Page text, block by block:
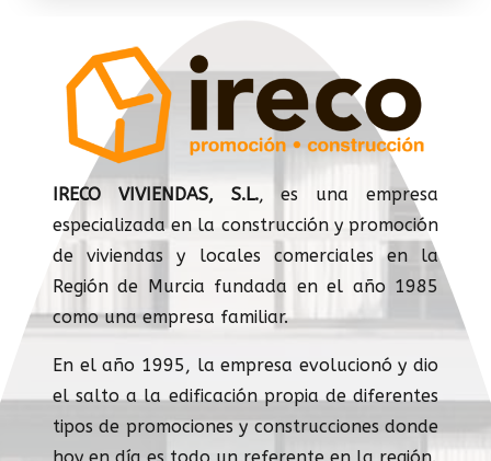
IRECO VIVIENDAS, S.L., es una empresa
especializada en la construcción y promoción
de viviendas y locales comerciales en la
Región de Murcia fundada en el año 1985
como una empresa familiar.
En el año 1995, la empresa evolucionó y dio
el salto a la edificación propia de diferentes
tipos de promociones y construcciones donde